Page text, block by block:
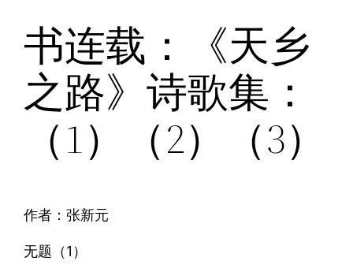
书连载：《天乡
之路》诗歌集：
（1）（2）（3）
作者：张新元
无题（1）